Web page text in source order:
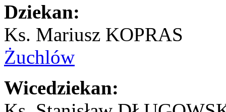
Dziekan:
Ks. Mariusz KOPRAS
Żuchlów
Wicedziekan: